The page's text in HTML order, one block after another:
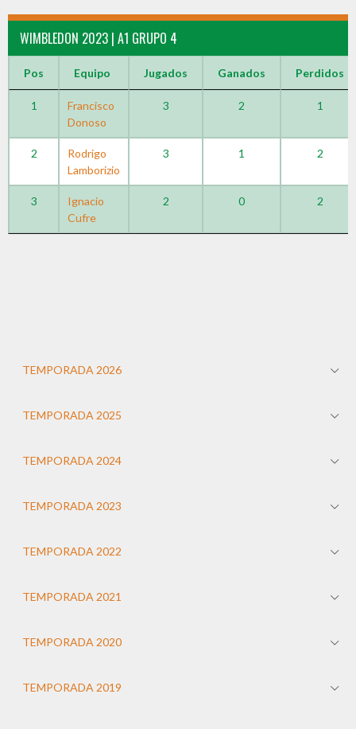
WIMBLEDON 2023 | A1 GRUPO 4
Pos Equipo Jugados Ganados Perdidos
1
Francisco
Donoso
3 2 1
2
Rodrigo
Lamborizio
3 1 2
3
Ignacio
Cufre
2 0 2
TEMPORADA 2026
TEMPORADA 2025
TEMPORADA 2024
TEMPORADA 2023
TEMPORADA 2022
TEMPORADA 2021
TEMPORADA 2020
TEMPORADA 2019